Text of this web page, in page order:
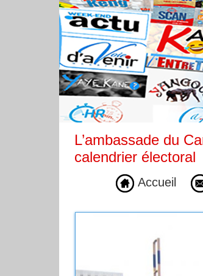
L’ambassade du
calendrier électoral
Accueil